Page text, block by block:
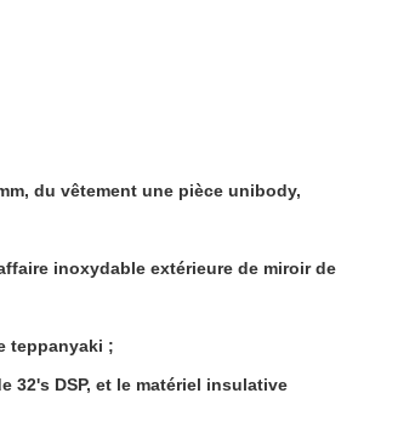
du vêtement une pièce unibody,
inoxydable extérieure de miroir de
teppanyaki ;
32's DSP, et le matériel insulative